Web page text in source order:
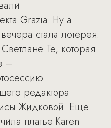
Grazia. Ну а
стала лотерея.
Те, которая
–
редактора
Жидковой. Еще
платье Karen